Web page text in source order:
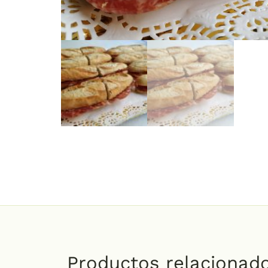
Productos